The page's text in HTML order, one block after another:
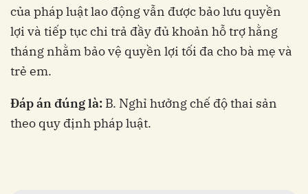
của pháp luật lao động vẫn được bảo lưu quyền
lợi và tiếp tục chi trả đầy đủ khoản hỗ trợ hằng
tháng nhằm bảo vệ quyền lợi tối đa cho bà mẹ và
trẻ em.
Đáp án đúng là: B. Nghỉ hưởng chế độ thai sản
theo quy định pháp luật.